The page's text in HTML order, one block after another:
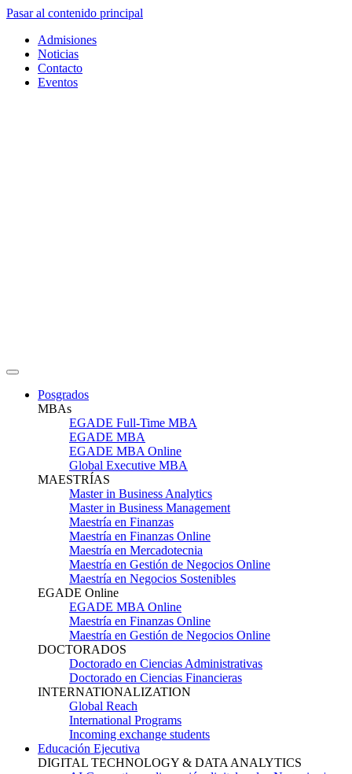
Pasar al contenido principal
Admisiones
Noticias
Contacto
Eventos
Posgrados
MBAs
EGADE Full-Time MBA
EGADE MBA
EGADE MBA Online
Global Executive MBA
MAESTRÍAS
Master in Business Analytics
Master in Business Management
Maestría en Finanzas
Maestría en Finanzas Online
Maestría en Mercadotecnia
Maestría en Gestión de Negocios Online
Maestría en Negocios Sostenibles
EGADE Online
EGADE MBA Online
Maestría en Finanzas Online
Maestría en Gestión de Negocios Online
DOCTORADOS
Doctorado en Ciencias Administrativas
Doctorado en Ciencias Financieras
INTERNATIONALIZATION
Global Reach
International Programs
Incoming exchange students
Educación Ejecutiva
DIGITAL TECHNOLOGY & DATA ANALYTICS